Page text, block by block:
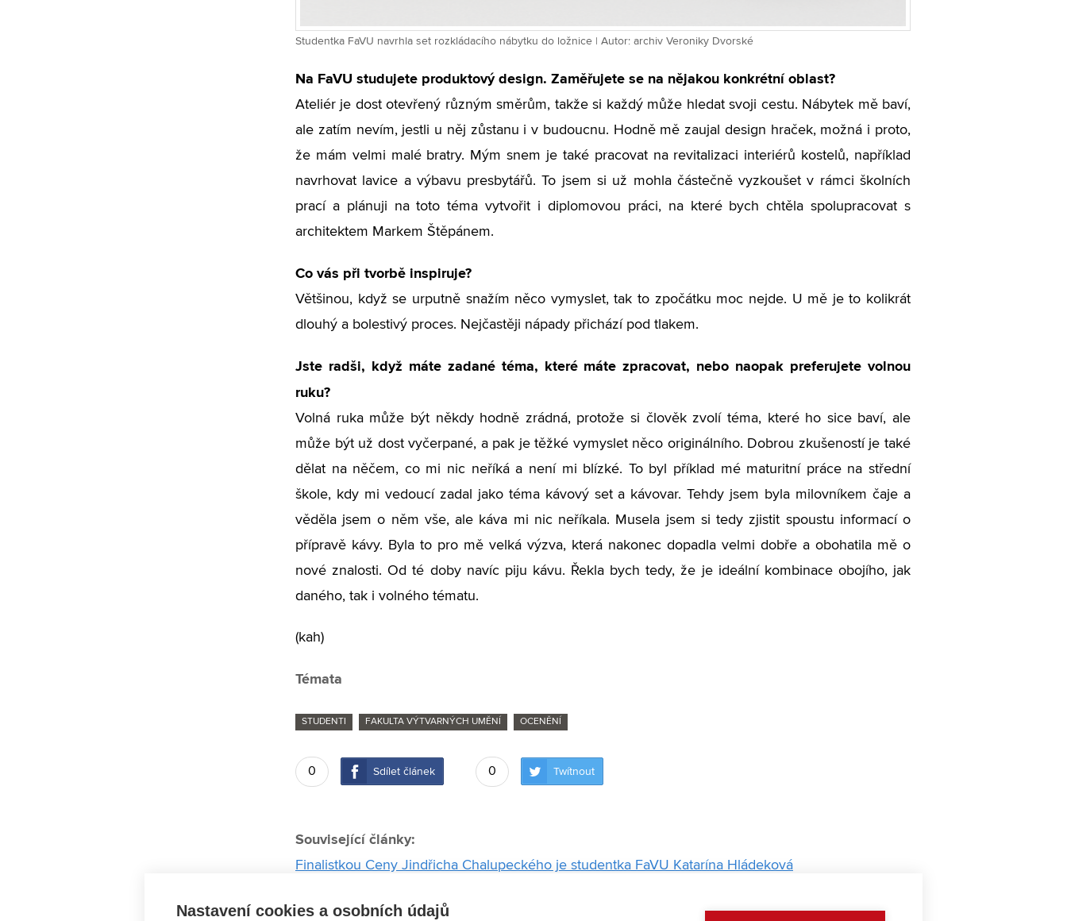
Studentka FaVU navrhla set rozkládacího nábytku do ložnice | Autor: archiv Veroniky Dvorské
Na FaVU studujete produktový design. Zaměřujete se na nějakou konkrétní oblast?
Ateliér je dost otevřený různým směrům, takže si každý může hledat svoji cestu. Nábytek mě baví,
ale zatím nevím, jestli u něj zůstanu i v budoucnu. Hodně mě zaujal design hraček, možná i proto,
že mám velmi malé bratry. Mým snem je také pracovat na revitalizaci interiérů kostelů, například
navrhovat lavice a výbavu presbytářů. To jsem si už mohla částečně vyzkoušet v rámci školních
prací a plánuji na toto téma vytvořit i diplomovou práci, na které bych chtěla spolupracovat s
architektem Markem Štěpánem.
Co vás při tvorbě inspiruje?
Většinou, když se urputně snažím něco vymyslet, tak to zpočátku moc nejde. U mě je to kolikrát
dlouhý a bolestivý proces. Nejčastěji nápady přichází pod tlakem.
Jste radši, když máte zadané téma, které máte zpracovat, nebo naopak preferujete volnou
ruku?
Volná ruka může být někdy hodně zrádná, protože si člověk zvolí téma, které ho sice baví, ale
může být už dost vyčerpané, a pak je těžké vymyslet něco originálního. Dobrou zkušeností je také
dělat na něčem, co mi nic neříká a není mi blízké. To byl příklad mé maturitní práce na střední
škole, kdy mi vedoucí zadal jako téma kávový set a kávovar. Tehdy jsem byla milovníkem čaje a
věděla jsem o něm vše, ale káva mi nic neříkala. Musela jsem si tedy zjistit spoustu informací o
přípravě kávy. Byla to pro mě velká výzva, která nakonec dopadla velmi dobře a obohatila mě o
nové znalosti. Od té doby navíc piju kávu. Řekla bych tedy, že je ideální kombinace obojího, jak
daného, tak i volného tématu.
(kah)
Témata
STUDENTI FAKULTA VÝTVARNÝCH UMĚNÍ OCENĚNÍ
0 Sdílet článek 0 Twítnout
Související články:
Finalistkou Ceny Jindřicha Chalupeckého je studentka FaVU Katarína Hládeková
První místo a Cena sympatie diváků. Tak se letos zapsala FaVU do Cen kritiky za mladou malbu
Nastavení cookies a osobních údajů